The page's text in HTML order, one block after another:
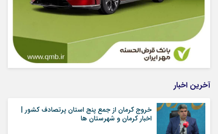
آخرین اخبار
خروج کرمان از جمع پنج استان پرتصادف کشور |
اخبار کرمان و شهرستان ها